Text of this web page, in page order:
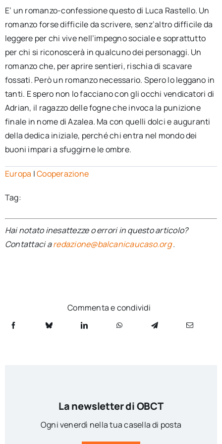
E’ un romanzo-confessione questo di Luca Rastello. Un
romanzo forse difficile da scrivere, senz’altro difficile da
leggere per chi vive nell’impegno sociale e soprattutto
per chi si riconoscerà in qualcuno dei personaggi. Un
romanzo che, per aprire sentieri, rischia di scavare
fossati. Però un romanzo necessario. Spero lo leggano in
tanti. E spero non lo facciano con gli occhi vendicatori di
Adrian, il ragazzo delle fogne che invoca la punizione
finale in nome di Azalea. Ma con quelli dolci e auguranti
della dedica iniziale, perché chi entra nel mondo dei
buoni impari a sfuggirne le ombre.
Europa |Cooperazione
Tag:
Hai notato inesattezze o errori in questo articolo?
Contattaci aredazione@balcanicaucaso.org.
Commenta e condividi
La newsletter di OBCT
Ogni venerdì nella tua casella di posta